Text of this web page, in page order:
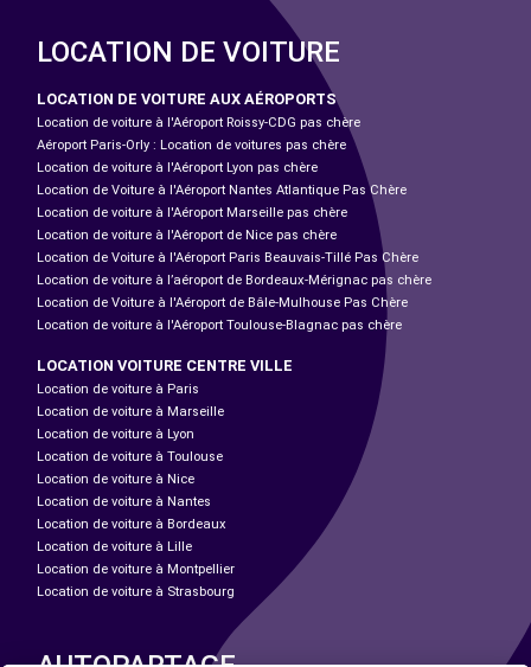
LOCATION DE VOITURE
LOCATION DE VOITURE AUX AÉROPORTS
Location de voiture à l'Aéroport Roissy-CDG pas chère
Aéroport Paris-Orly : Location de voitures pas chère
Location de voiture à l'Aéroport Lyon pas chère
Location de Voiture à l'Aéroport Nantes Atlantique Pas Chère
Location de voiture à l'Aéroport Marseille pas chère
Location de voiture à l'Aéroport de Nice pas chère
Location de Voiture à l'Aéroport Paris Beauvais-Tillé Pas Chère
Location de voiture à l’aéroport de Bordeaux-Mérignac pas chère
Location de Voiture à l'Aéroport de Bâle-Mulhouse Pas Chère
Location de voiture à l'Aéroport Toulouse-Blagnac pas chère
LOCATION VOITURE CENTRE VILLE
Location de voiture à Paris
Location de voiture à Marseille
Location de voiture à Lyon
Location de voiture à Toulouse
Location de voiture à Nice
Location de voiture à Nantes
Location de voiture à Bordeaux
Location de voiture à Lille
Location de voiture à Montpellier
Location de voiture à Strasbourg